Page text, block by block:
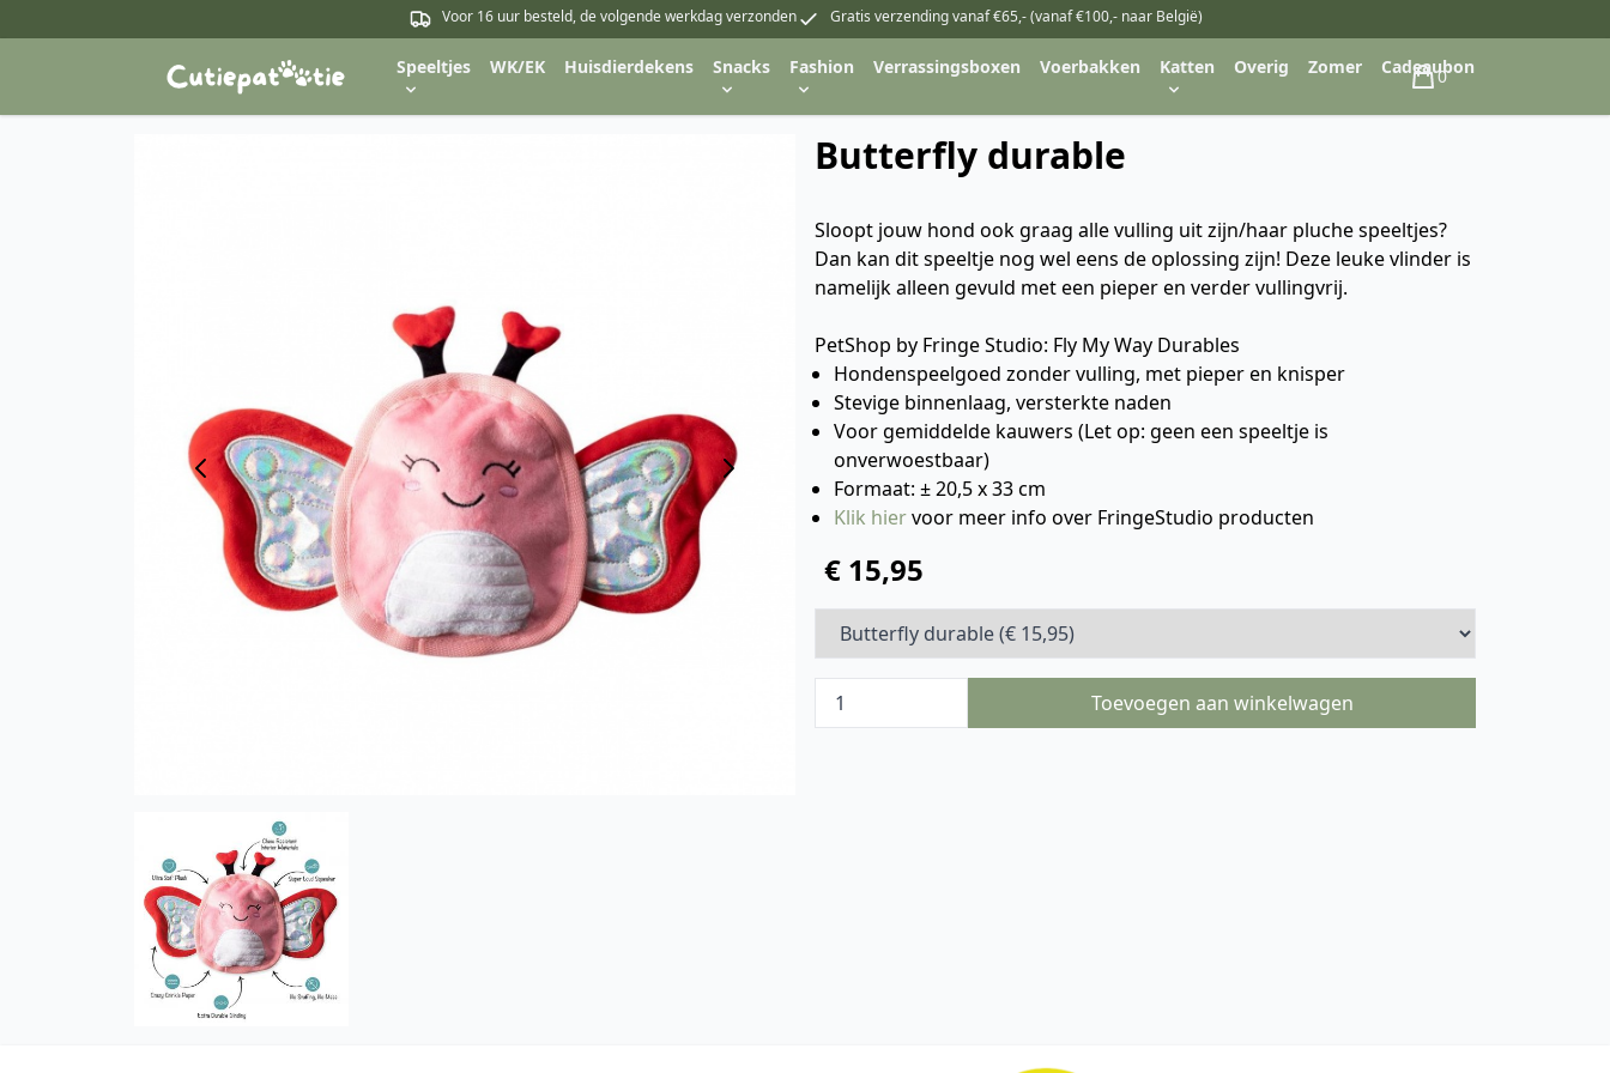
Voor 16 uur besteld, de volgende werkdag verzonden Gratis verzending vanaf €65,- (vanaf €100,- naar België)
Speeltjes WK/EK Huisdierdekens Snacks Fashion Verrassingsboxen Voerbakken Katten Overig Zomer Cadeaubon
Winkelwagen
0
Butterfly durable
Sloopt jouw hond ook graag alle vulling uit zijn/haar pluche speeltjes?
Dan kan dit speeltje nog wel eens de oplossing zijn! Deze leuke vlinder is
namelijk alleen gevuld met een pieper en verder vullingvrij.
PetShop by Fringe Studio: Fly My Way Durables
Hondenspeelgoed zonder vulling, met pieper en knisper
Stevige binnenlaag, versterkte naden
Voor gemiddelde kauwers (Let op: geen een speeltje is
onverwoestbaar)
Formaat: ± 20,5 x 33 cm
Klik hiervoor meer info over FringeStudio producten
€ 15,95
Toevoegen aan winkelwagen